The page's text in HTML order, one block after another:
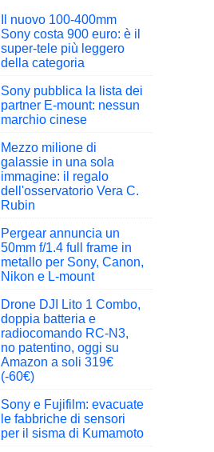
Il nuovo 100-400mm
Sony costa 900 euro: è il
super-tele più leggero
della categoria
Sony pubblica la lista dei
partner E-mount: nessun
marchio cinese
Mezzo milione di
galassie in una sola
immagine: il regalo
dell'osservatorio Vera C.
Rubin
Pergear annuncia un
50mm f/1.4 full frame in
metallo per Sony, Canon,
Nikon e L-mount
Drone DJI Lito 1 Combo,
doppia batteria e
radiocomando RC-N3,
no patentino, oggi su
Amazon a soli 319€
(-60€)
Sony e Fujifilm: evacuate
le fabbriche di sensori
per il sisma di Kumamoto